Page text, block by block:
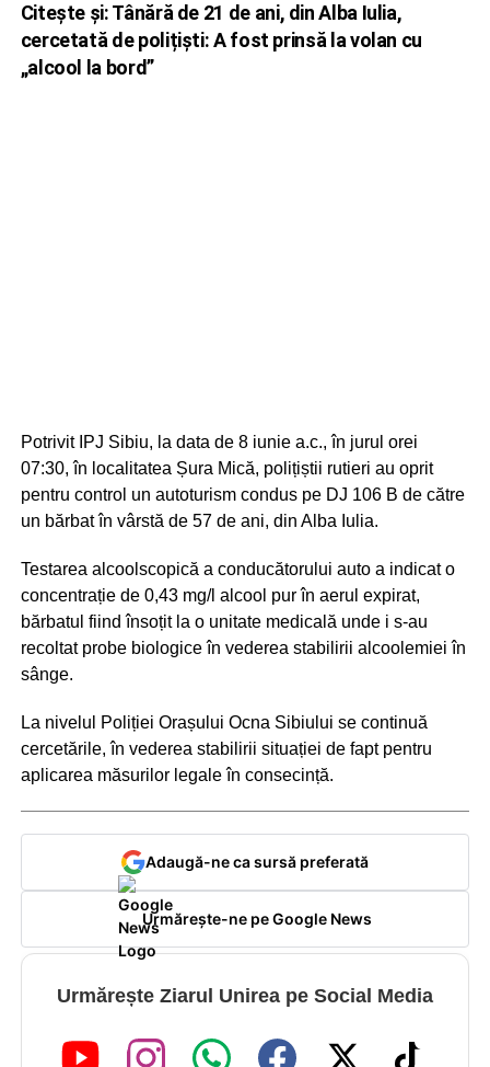
Citește și:Tânără de 21 de ani, din Alba Iulia,
cercetată de polițiști: A fost prinsă la volan cu
„alcool la bord”
Potrivit IPJ Sibiu, la data de 8 iunie a.c., în jurul orei
07:30, în localitatea Șura Mică, polițiștii rutieri au oprit
pentru control un autoturism condus pe DJ 106 B de către
un bărbat în vârstă de 57 de ani, din Alba Iulia.
Testarea alcoolscopică a conducătorului auto a indicat o
concentrație de 0,43 mg/l alcool pur în aerul expirat,
bărbatul fiind însoțit la o unitate medicală unde i s-au
recoltat probe biologice în vederea stabilirii alcoolemiei în
sânge.
La nivelul Poliției Orașului Ocna Sibiului se continuă
cercetările, în vederea stabilirii situației de fapt pentru
aplicarea măsurilor legale în consecință.
Adaugă-ne ca sursă preferată
Urmărește-ne pe Google News
Urmărește Ziarul Unirea pe Social Media